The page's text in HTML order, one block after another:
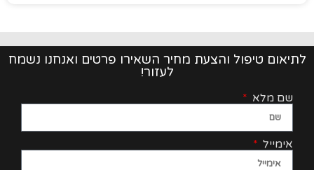
לתיאום טיפול והצעת מחיר השאירו פרטים ואנחנו נשמח
לעזור!
שם מלא
אימייל